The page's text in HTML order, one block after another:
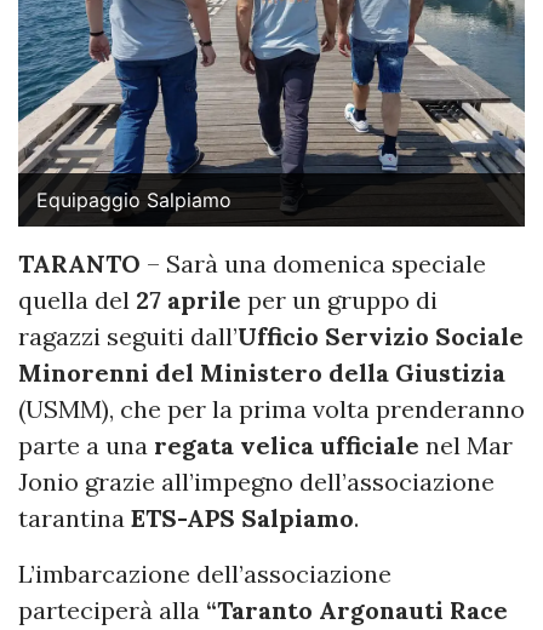
Equipaggio Salpiamo
TARANTO – Sarà una domenica speciale
quella del 27 aprile per un gruppo di
ragazzi seguiti dall’Ufficio Servizio Sociale
Minorenni del Ministero della Giustizia
(USMM), che per la prima volta prenderanno
parte a una regata velica ufficiale nel Mar
Jonio grazie all’impegno dell’associazione
tarantina ETS-APS Salpiamo.
L’imbarcazione dell’associazione
parteciperà alla “Taranto Argonauti Race